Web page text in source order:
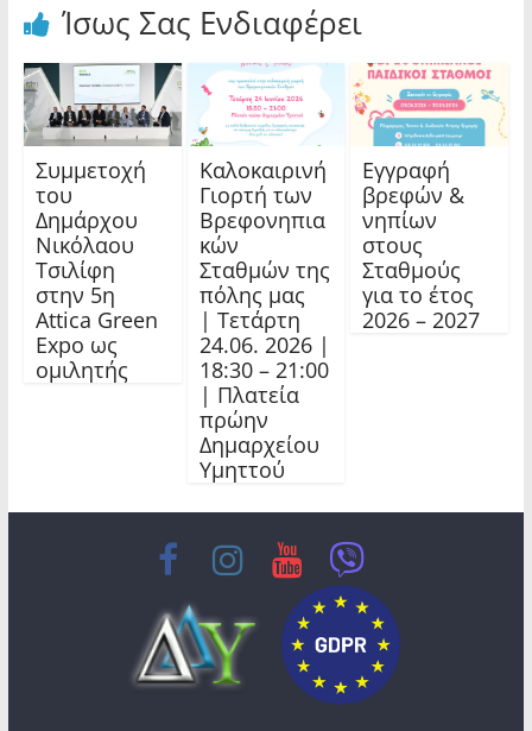
Ίσως Σας Ενδιαφέρει
Συμμετοχή
του
Δημάρχου
Νικόλαου
Τσιλίφη
στην 5η
Attica Green
Expo ως
ομιλητής
Καλοκαιρινή
Γιορτή των
Βρεφονηπια
κών
Σταθμών της
πόλης μας
| Τετάρτη
24.06. 2026 |
18:30 – 21:00
| Πλατεία
πρώην
Δημαρχείου
Υμηττού
Εγγραφή
βρεφών &
νηπίων
στους
Σταθμούς
για το έτος
2026 – 2027